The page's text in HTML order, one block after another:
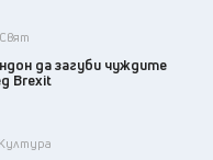
да загуби чуждите
Brexit
Култура